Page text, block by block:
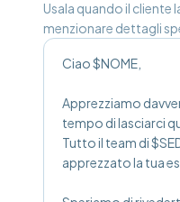
Usala quando il cliente
menzionare dettagli
Ciao $NOME,
Apprezziamo
tempo di lasciarci
Tutto il team di
apprezzato la tua